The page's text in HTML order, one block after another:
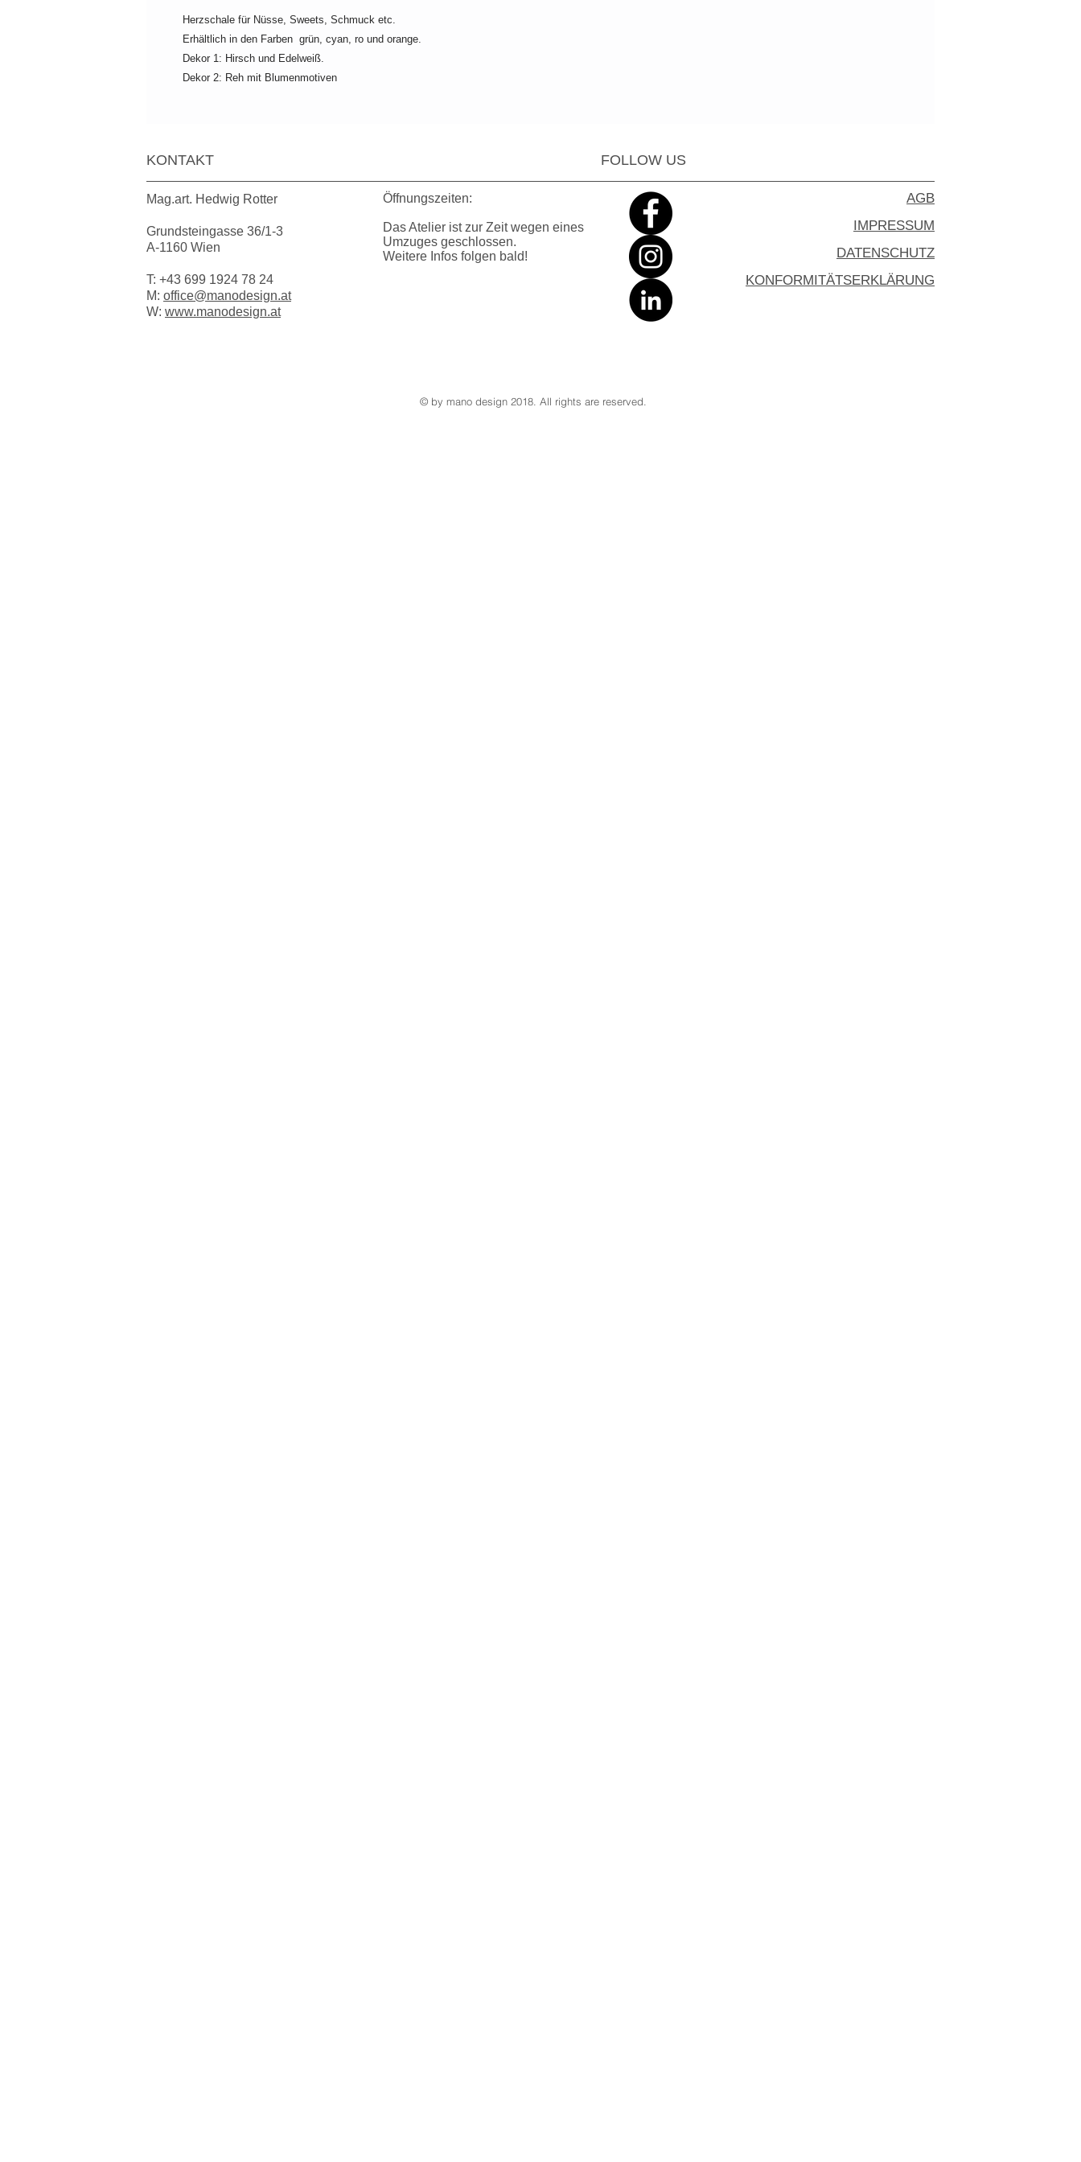
Herzschale für Nüsse, Sweets, Schmuck etc.
Erhältlich in den Farben grün, cyan, ro und orange.
Dekor 1: Hirsch und Edelweiß.
Dekor 2: Reh mit Blumenmotiven
KONTAKT FOLLOW US
Mag.art. Hedwig Rotter
Grundsteingasse 36/1-3
A-1160 Wien
T: +43 699 1924 78 24
M: office@manodesign.at
W: www.manodesign.at
Öffnungszeiten:
Das Atelier ist zur Zeit wegen eines
Umzuges geschlossen.
Weitere Infos folgen bald!
AGB
IMPRESSUM
DATENSCHUTZ
KONFORMITÄTSERKLÄRUNG
© by mano design 2018. All rights are reserved.